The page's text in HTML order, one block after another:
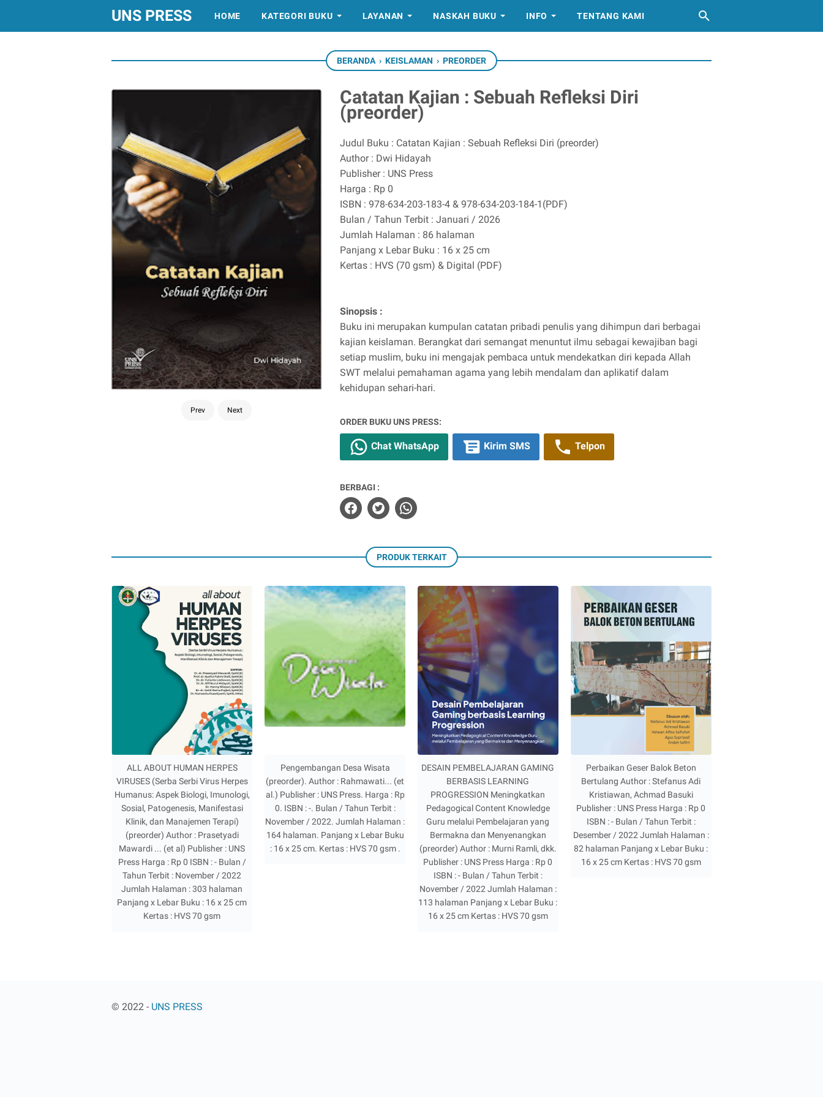
UNS PRESS HOME KATEGORI BUKU LAYANAN NASKAH BUKU INFO TENTANG KAMI
BERANDA › KEISLAMAN › PREORDER
Catatan Kajian : Sebuah Refleksi Diri
(preorder)
Prev Next
Judul Buku : Catatan Kajian : Sebuah Refleksi Diri (preorder)
Author : Dwi Hidayah
Publisher : UNS Press
Harga : Rp 0
ISBN : 978-634-203-183-4 & 978-634-203-184-1(PDF)
Bulan / Tahun Terbit : Januari / 2026
Jumlah Halaman : 86 halaman
Panjang x Lebar Buku : 16 x 25 cm
Kertas : HVS (70 gsm) & Digital (PDF)
Sinopsis :
Buku ini merupakan kumpulan catatan pribadi penulis yang dihimpun dari berbagai
kajian keislaman. Berangkat dari semangat menuntut ilmu sebagai kewajiban bagi
setiap muslim, buku ini mengajak pembaca untuk mendekatkan diri kepada Allah
SWT melalui pemahaman agama yang lebih mendalam dan aplikatif dalam
kehidupan sehari-hari.
ORDER BUKU UNS PRESS:
Chat WhatsApp Kirim SMS Telpon
BERBAGI :
PRODUK TERKAIT
ALL ABOUT HUMAN HERPES
VIRUSES (Serba Serbi Virus Herpes
Humanus: Aspek Biologi, Imunologi,
Sosial, Patogenesis, Manifestasi
Klinik, dan Manajemen Terapi)
(preorder) Author : Prasetyadi
Mawardi ... (et al) Publisher : UNS
Press Harga : Rp 0 ISBN : - Bulan /
Tahun Terbit : November / 2022
Jumlah Halaman : 303 halaman
Panjang x Lebar Buku : 16 x 25 cm
Kertas : HVS 70 gsm
Pengembangan Desa Wisata
(preorder). Author : Rahmawati... (et
al.) Publisher : UNS Press. Harga : Rp
0. ISBN : -. Bulan / Tahun Terbit :
November / 2022. Jumlah Halaman :
164 halaman. Panjang x Lebar Buku
: 16 x 25 cm. Kertas : HVS 70 gsm .
DESAIN PEMBELAJARAN GAMING
BERBASIS LEARNING
PROGRESSION Meningkatkan
Pedagogical Content Knowledge
Guru melalui Pembelajaran yang
Bermakna dan Menyenangkan
(preorder) Author : Murni Ramli, dkk.
Publisher : UNS Press Harga : Rp 0
ISBN : - Bulan / Tahun Terbit :
November / 2022 Jumlah Halaman :
113 halaman Panjang x Lebar Buku :
16 x 25 cm Kertas : HVS 70 gsm
Perbaikan Geser Balok Beton
Bertulang Author : Stefanus Adi
Kristiawan, Achmad Basuki
Publisher : UNS Press Harga : Rp 0
ISBN : - Bulan / Tahun Terbit :
Desember / 2022 Jumlah Halaman :
82 halaman Panjang x Lebar Buku :
16 x 25 cm Kertas : HVS 70 gsm
© 2022 - UNS PRESS